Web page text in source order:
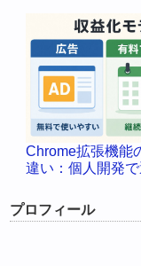
Chrome拡張機能
違い：個人開発
プロフィール